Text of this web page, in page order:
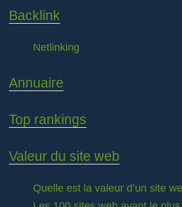
Backlink
Netlinking
Annuaire
Top rankings
Valeur du site web
Quelle est la valeur d’un site